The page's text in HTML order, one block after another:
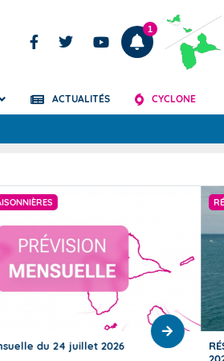
Articles
1
ACTUALITÉS CYCLONE
MENSUEL DU TEMPS
MENSUEL DU TEMPS JUILLET